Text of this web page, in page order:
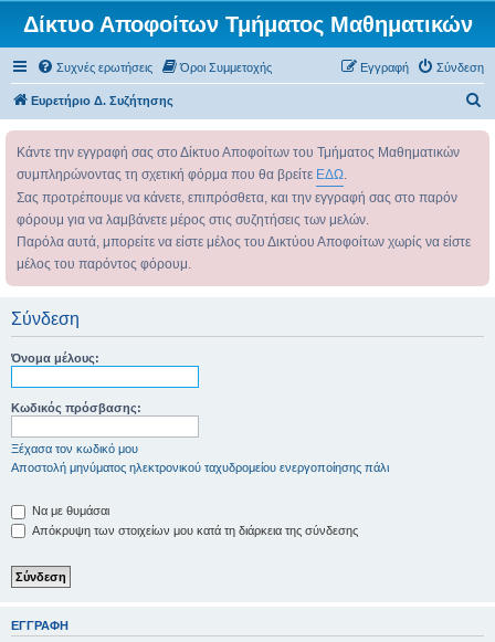
Δίκτυο Αποφοίτων Τμήματος Μαθηματικών
Συχνές ερωτήσεις Όροι Συμμετοχής Σύνδεση
Εγγραφή
Ευρετήριο Δ. Συζήτησης
σ
Κάντε την εγγραφή σας στο Δίκτυο Αποφοίτων του Τμήματος Μαθηματικών
συμπληρώνοντας τη σχετική φόρμα που θα βρείτε ΕΔΩ.
Σας προτρέπουμε να κάνετε, επιπρόσθετα, και την εγγραφή σας στο παρόν
φόρουμ για να λαμβάνετε μέρος στις συζητήσεις των μελών.
Παρόλα αυτά, μπορείτε να είστε μέλος του Δικτύου Αποφοίτων χωρίς να είστε
μέλος του παρόντος φόρουμ.
Σύνδεση
Όνομα μέλους:
Κωδικός πρόσβασης:
Ξέχασα τον κωδικό μου
Αποστολή μηνύματος ηλεκτρονικού ταχυδρομείου ενεργοποίησης πάλι
Να με θυμάσαι
Απόκρυψη των στοιχείων μου κατά τη διάρκεια της σύνδεσης
ΕΓΓΡΑΦΉ